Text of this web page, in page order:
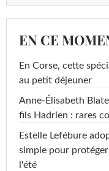
EN CE
En Corse, cette
au petit déjeuner
Anne-Élisabeth
fils Hadrien : rares
Estelle Lefébure
simple pour
l'été